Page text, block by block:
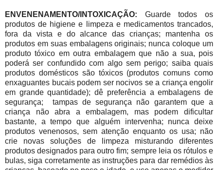
ENVENENAMENTO/INTOXICAÇÃO:
Guarde todos os
produtos de higiene e limpeza e medicamentos trancados,
fora da vista e do alcance das crianças; mantenha os
produtos em suas embalagens originais; nunca coloque um
produto tóxico em outra embalagem que não a sua, pois
poderá ser confundido com algo sem perigo; saiba quais
produtos domésticos são tóxicos (produtos comuns como
enxaguantes bucais podem ser nocivos se a criança engolir
em grande quantidade); dê preferência a embalagens de
segurança; tampas de segurança não garantem que a
criança não abra a embalagem, mas podem dificultar
bastante, a tempo que alguém intervenha; nunca deixe
produtos venenosos, sem atenção enquanto os usa; não
crie novas soluções de limpeza misturando diferentes
produtos designados para outro fim; sempre leia os rótulos e
bulas, siga corretamente as instruções para dar remédios às